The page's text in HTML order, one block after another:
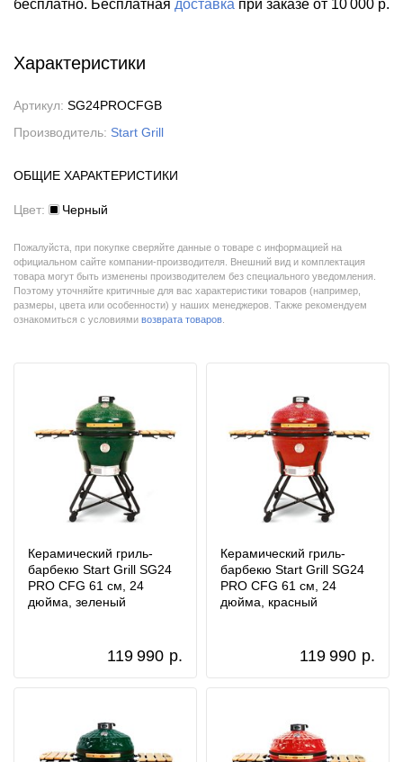
бесплатно. Бесплатная доставка при заказе от 10 000 р.
Характеристики
Артикул: SG24PROCFGB
Производитель: Start Grill
ОБЩИЕ ХАРАКТЕРИСТИКИ
Цвет: Черный
Пожалуйста, при покупке сверяйте данные о товаре с информацией на
официальном сайте компании-производителя. Внешний вид и комплектация
товара могут быть изменены производителем без специального уведомления.
Поэтому уточняйте критичные для вас характеристики товаров (например,
размеры, цвета или особенности) у наших менеджеров. Также рекомендуем
ознакомиться с условиями возврата товаров
Керамический гриль-
барбекю Start Grill SG24
PRO CFG 61 см, 24
дюйма, зеленый
119 990 р.
Керамический гриль-
барбекю Start Grill SG24
PRO CFG 61 см, 24
дюйма, красный
119 990 р.